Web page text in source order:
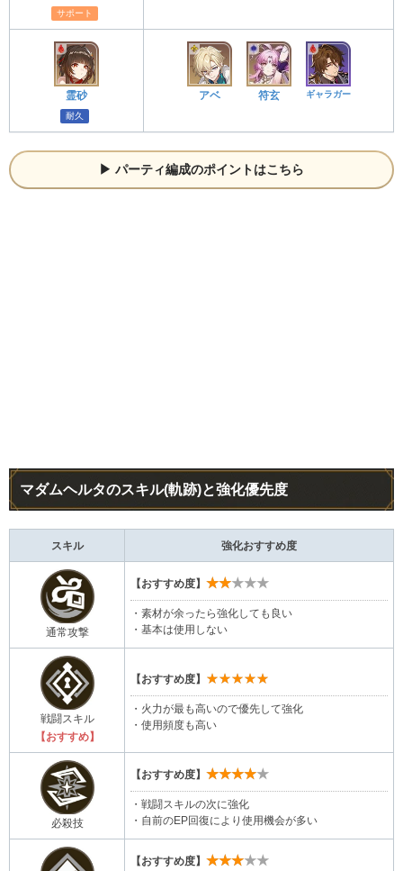
サポート
霊砂
耐久
アベ 符玄 ギャラガー
パーティ編成のポイントはこちら
マダムヘルタのスキル(軌跡)と強化優先度
スキル 強化おすすめ度
通常攻撃
【おすすめ度】 ★★★★★
・素材が余ったら強化しても良い
・基本は使用しない
戦闘スキル
【おすすめ】
【おすすめ度】 ★★★★★
・火力が最も高いので優先して強化
・使用頻度も高い
必殺技
【おすすめ度】 ★★★★★
・戦闘スキルの次に強化
・自前のEP回復により使用機会が多い
【おすすめ度】 ★★★★★